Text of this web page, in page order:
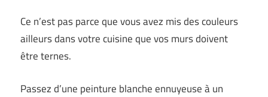
Ce n’est pas parce que vous avez mis des couleurs
ailleurs dans votre cuisine que vos murs doivent
être ternes.
Passez d’une peinture blanche ennuyeuse à un